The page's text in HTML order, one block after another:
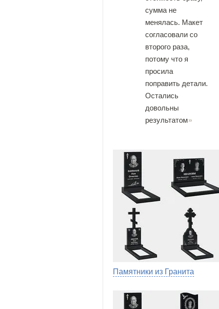
сумма не
менялась. Макет
согласовали со
второго раза,
потому что я
просила
поправить детали.
Остались
довольны
результатом
Памятники из Гранита